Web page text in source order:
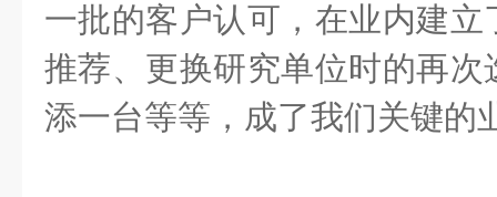
一批的客户认可，在业内建
推荐、更换研究单位时的再
添一台等等，成了我们关键的